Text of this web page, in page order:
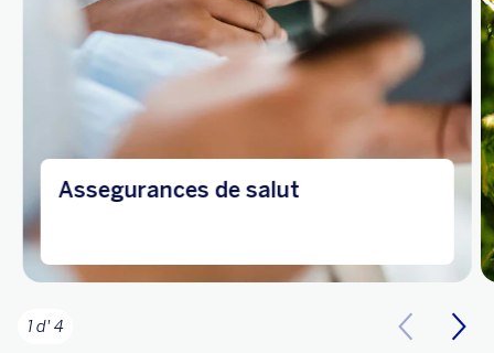
Assegurances de salut
1 d' 4